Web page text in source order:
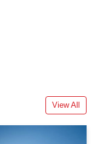
View All